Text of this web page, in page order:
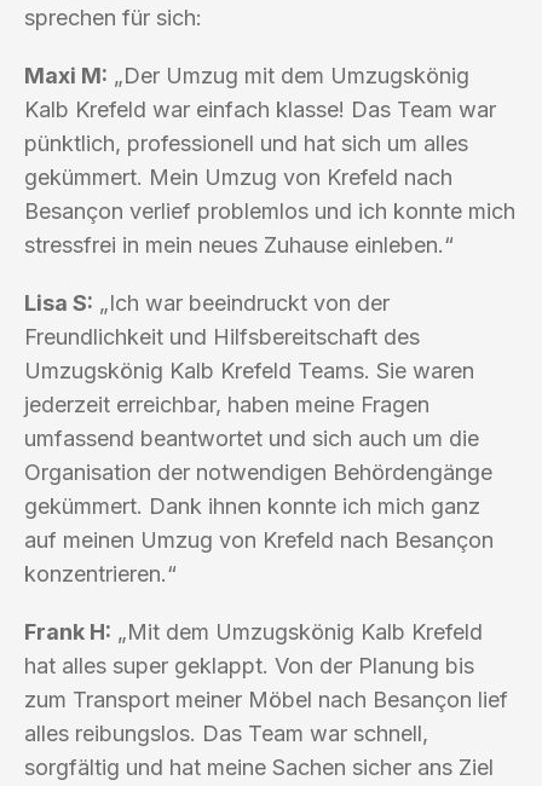
sprechen für sich:
Maxi M: „Der Umzug mit dem Umzugskönig
Kalb Krefeld war einfach klasse! Das Team war
pünktlich, professionell und hat sich um alles
gekümmert. Mein Umzug von Krefeld nach
Besançon verlief problemlos und ich konnte mich
stressfrei in mein neues Zuhause einleben.“
Lisa S: „Ich war beeindruckt von der
Freundlichkeit und Hilfsbereitschaft des
Umzugskönig Kalb Krefeld Teams. Sie waren
jederzeit erreichbar, haben meine Fragen
umfassend beantwortet und sich auch um die
Organisation der notwendigen Behördengänge
gekümmert. Dank ihnen konnte ich mich ganz
auf meinen Umzug von Krefeld nach Besançon
konzentrieren.“
Frank H: „Mit dem Umzugskönig Kalb Krefeld
hat alles super geklappt. Von der Planung bis
zum Transport meiner Möbel nach Besançon lief
alles reibungslos. Das Team war schnell,
sorgfältig und hat meine Sachen sicher ans Ziel